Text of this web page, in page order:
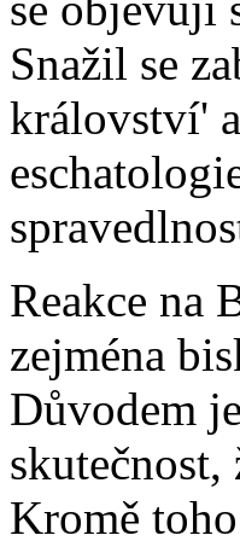
Snažil se
království'
Reakce na
zejména
Důvodem
Kromě